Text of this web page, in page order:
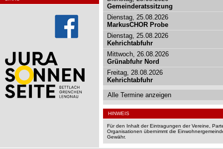
Gemeinderatssitzung
Dienstag, 25.08.2026
MarkusCHOR Probe
Dienstag, 25.08.2026
Kehrichtabfuhr
Mittwoch, 26.08.2026
Grünabfuhr Nord
Freitag, 28.08.2026
Kehrichtabfuhr
Alle Termine anzeigen
HINWEIS
Für den Inhalt der Eintragungen der Vereine,
Organisationen übernimmt die
Gewähr.